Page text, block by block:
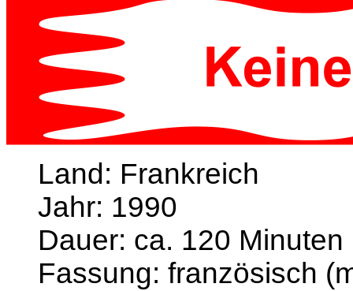
Land: Frankreich
Jahr: 1990
Dauer: ca. 120 Minuten
Fassung: französisch